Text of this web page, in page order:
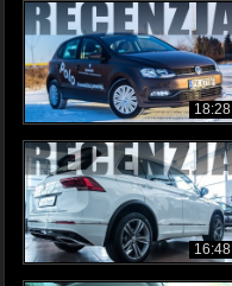
18:28
16:48